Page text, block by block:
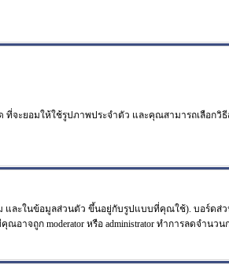
ะยอมให้ใช้รูปภาพประจำตัว และคุณสามารถเลือก
ละในข้อมูลส่วนตัว ขึ้นอยู่กับรูปแบบที่คุณใช้). บอร์ด
อาจถูก moderator หรือ administrator ทำการลดจำนว